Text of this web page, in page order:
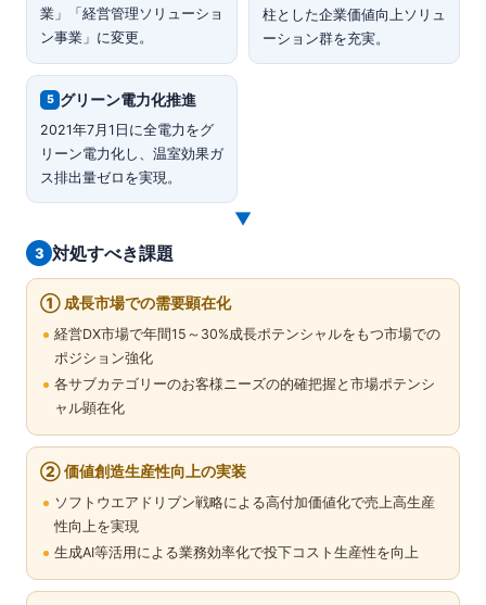
業」「経営管理ソリューショ
ン事業」に変更。
柱とした企業価値向上ソリュ
ーション群を充実。
5 グリーン電力化推進
2021年7月1日に全電力をグ
リーン電力化し、温室効果ガ
ス排出量ゼロを実現。
▼
3 対処すべき課題
① 成長市場での需要顕在化
経営DX市場で年間15～30%成長ポテンシャルをもつ市場での
ポジション強化
各サブカテゴリーのお客様ニーズの的確把握と市場ポテンシ
ャル顕在化
② 価値創造生産性向上の実装
ソフトウエアドリブン戦略による高付加価値化で売上高生産
性向上を実現
生成AI等活用による業務効率化で投下コスト生産性を向上